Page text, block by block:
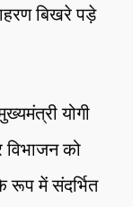
बिखरे पड़े
योगी
को
रूप में संदर्भित